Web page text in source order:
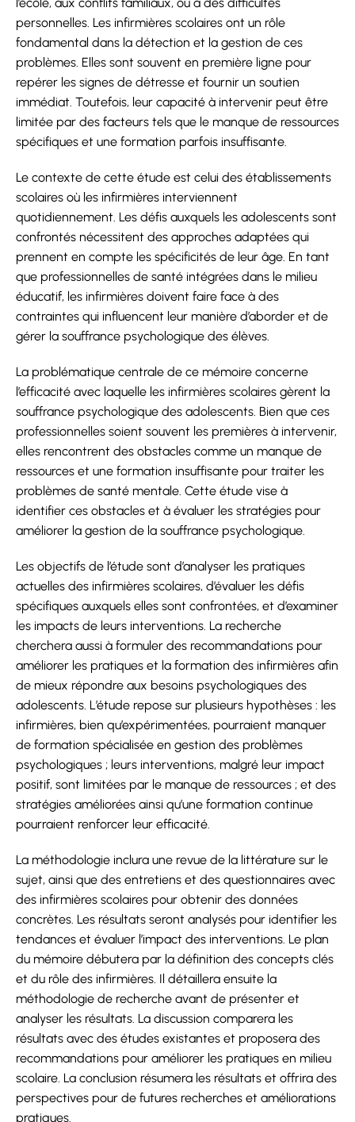
personnelles. Les infirmières scolaires ont un rôle
fondamental dans la détection et la gestion de ces
problèmes. Elles sont souvent en première ligne pour
repérer les signes de détresse et fournir un soutien
immédiat. Toutefois, leur capacité à intervenir peut être
limitée par des facteurs tels que le manque de ressources
spécifiques et une formation parfois insuffisante.
Le contexte de cette étude est celui des établissements
scolaires où les infirmières interviennent
quotidiennement. Les défis auxquels les adolescents sont
confrontés nécessitent des approches adaptées qui
prennent en compte les spécificités de leur âge. En tant
que professionnelles de santé intégrées dans le milieu
éducatif, les infirmières doivent faire face à des
contraintes qui influencent leur manière d’aborder et de
gérer la souffrance psychologique des élèves.
La problématique centrale de ce mémoire concerne
l’efficacité avec laquelle les infirmières scolaires gèrent la
souffrance psychologique des adolescents. Bien que ces
professionnelles soient souvent les premières à intervenir,
elles rencontrent des obstacles comme un manque de
ressources et une formation insuffisante pour traiter les
problèmes de santé mentale. Cette étude vise à
identifier ces obstacles et à évaluer les stratégies pour
améliorer la gestion de la souffrance psychologique.
Les objectifs de l’étude sont d’analyser les pratiques
actuelles des infirmières scolaires, d’évaluer les défis
spécifiques auxquels elles sont confrontées, et d’examiner
les impacts de leurs interventions. La recherche
cherchera aussi à formuler des recommandations pour
améliorer les pratiques et la formation des infirmières afin
de mieux répondre aux besoins psychologiques des
adolescents. L’étude repose sur plusieurs hypothèses : les
infirmières, bien qu’expérimentées, pourraient manquer
de formation spécialisée en gestion des problèmes
psychologiques ; leurs interventions, malgré leur impact
positif, sont limitées par le manque de ressources ; et des
stratégies améliorées ainsi qu’une formation continue
pourraient renforcer leur efficacité.
La méthodologie inclura une revue de la littérature sur le
sujet, ainsi que des entretiens et des questionnaires avec
des infirmières scolaires pour obtenir des données
concrètes. Les résultats seront analysés pour identifier les
tendances et évaluer l’impact des interventions. Le plan
du mémoire débutera par la définition des concepts clés
et du rôle des infirmières. Il détaillera ensuite la
méthodologie de recherche avant de présenter et
analyser les résultats. La discussion comparera les
résultats avec des études existantes et proposera des
recommandations pour améliorer les pratiques en milieu
scolaire. La conclusion résumera les résultats et offrira des
perspectives pour de futures recherches et améliorations
pratiques.